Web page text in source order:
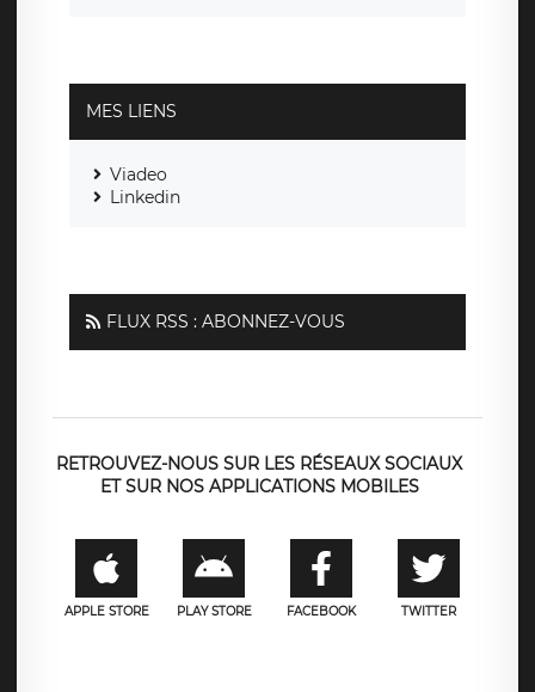
MES LIENS
Viadeo
Linkedin
FLUX RSS : ABONNEZ-VOUS
RETROUVEZ-NOUS SUR LES RÉSEAUX SOCIAUX
ET SUR NOS APPLICATIONS MOBILES
APPLE STORE PLAY STORE FACEBOOK TWITTER